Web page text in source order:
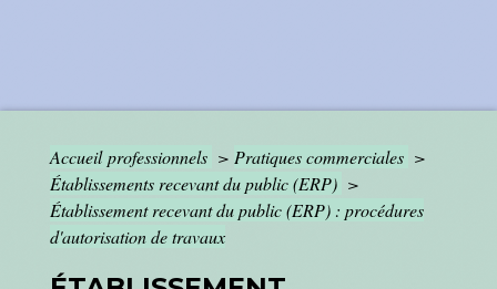
Accueil professionnels > Pratiques commerciales >
Établissements recevant du public (ERP) >
Établissement recevant du public (ERP) : procédures
d'autorisation de travaux